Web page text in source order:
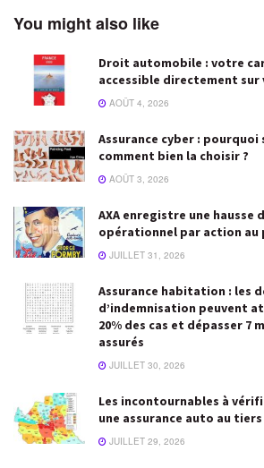
You might also like
Droit automobile : votre
accessible directement
AOÛT 4, 2026
Assurance cyber : pourquoi
comment bien la choisir ?
AOÛT 3, 2026
AXA enregistre une hausse
opérationnel par action au
JUILLET 31, 2026
Assurance habitation : les
d’indemnisation peuvent
20% des cas et dépasser 7
assurés
JUILLET 30, 2026
Les incontournables à
une assurance auto au tiers
JUILLET 29, 2026